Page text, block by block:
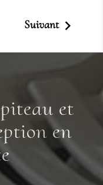
Suivant
et
en